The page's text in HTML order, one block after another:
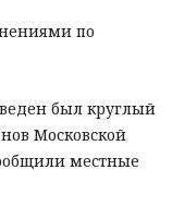
по
был круглый
Московской
местные